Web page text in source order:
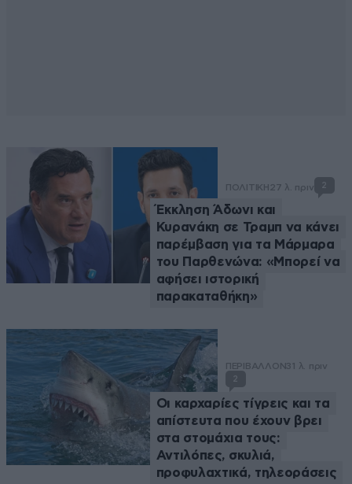
ΠΟΛΙΤΙΚΗ27 λ. πριν 2
Έκκληση Άδωνι και
Κυρανάκη σε Τραμπ να κάνει
παρέμβαση για τα Μάρμαρα
του Παρθενώνα: «Μπορεί να
αφήσει ιστορική
παρακαταθήκη»
ΠΕΡΙΒΑΛΛΟΝ31 λ. πριν
2
Οι καρχαρίες τίγρεις και τα
απίστευτα που έχουν βρει
στα στομάχια τους:
Αντιλόπες, σκυλιά,
προφυλαχτικά, τηλεοράσεις